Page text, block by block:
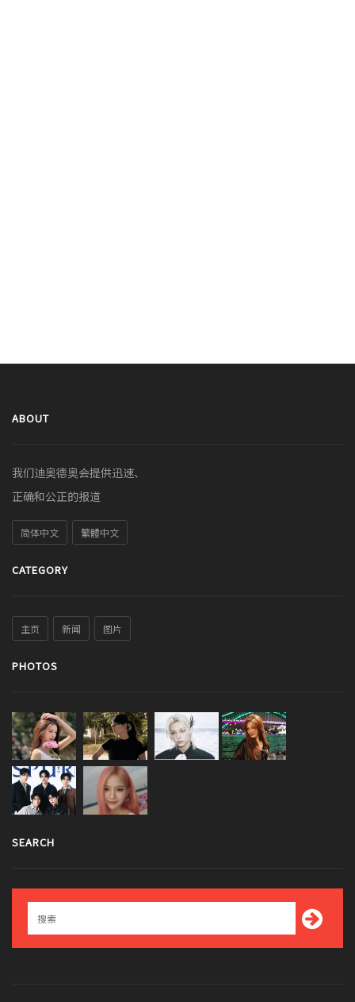
ABOUT
我们迪奥德奥会提供迅速、
正确和公正的报道
简体中文 繁體中文
CATEGORY
主页 新闻 图片
PHOTOS
SEARCH